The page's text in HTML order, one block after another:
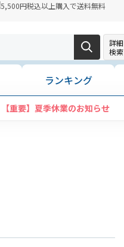
5,500円税込以上購入で送料無料
詳細
検索
ランキング
【重要】夏季休業のお知らせ